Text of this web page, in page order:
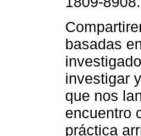
basadas
investigar
que nos
encuentro
práctica